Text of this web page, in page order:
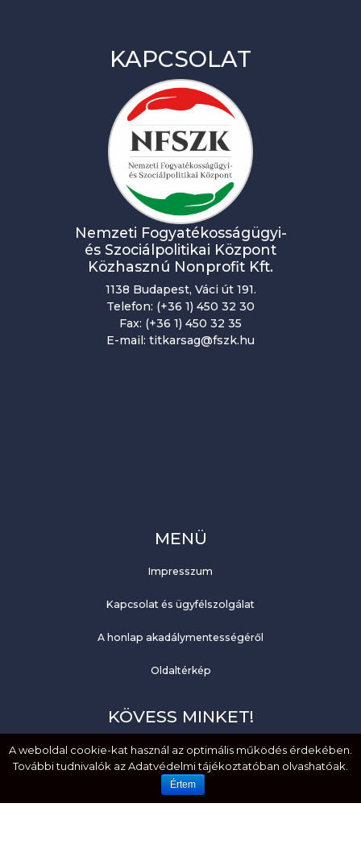
KAPCSOLAT
Nemzeti Fogyatékosságügyi-
és Szociálpolitikai Központ
Közhasznú Nonprofit Kft.
1138 Budapest, Váci út 191.
Telefon: (+36 1) 450 32 30
Fax: (+36 1) 450 32 35
E-mail: titkarsag@fszk.hu
MENÜ
Impresszum
Kapcsolat és ügyfélszolgálat
A honlap akadálymentességéről
Oldaltérkép
KÖVESS MINKET!
Facebook
YouTube
A weboldal cookie-kat használ az optimális működés érdekében.
További tudnivalók az Adatvédelmi tájékoztatóban olvashatóak.
Értem